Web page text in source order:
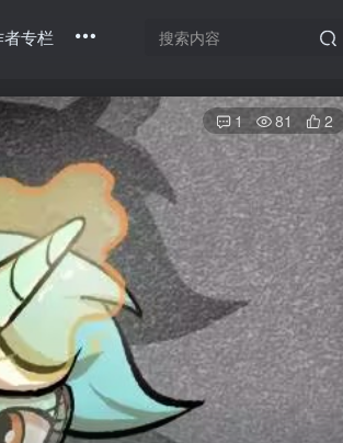
者专栏
1 81 2